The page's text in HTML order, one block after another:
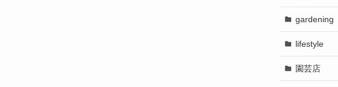
gardening
lifestyle
園芸店